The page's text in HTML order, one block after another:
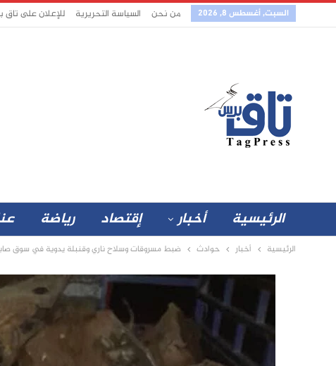
السبت, أغسطس 8, 2026 من نحن السياسة التحريرية للإعلان على
الرئيسية أخبار إقتصاد رياضة
الرئيسية أخبار حوادث ضبط مسروقات وسلاح ناري وقنبلة يدوية في سوق